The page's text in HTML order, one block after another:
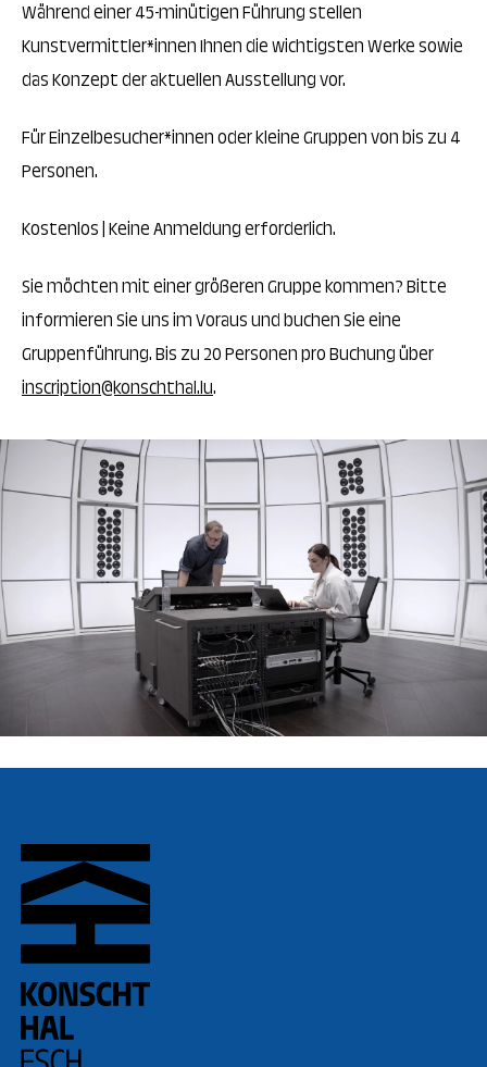
Während einer 45-minütigen Führung stellen
Kunstvermittler*innen Ihnen die wichtigsten Werke sowie
das Konzept der aktuellen Ausstellung vor.
Für Einzelbesucher*innen oder kleine Gruppen von bis zu 4
Personen.
Kostenlos | Keine Anmeldung erforderlich.
Sie möchten mit einer größeren Gruppe kommen? Bitte
informieren Sie uns im Voraus und buchen Sie eine
Gruppenführung. Bis zu 20 Personen pro Buchung über
inscription@konschthal.lu.